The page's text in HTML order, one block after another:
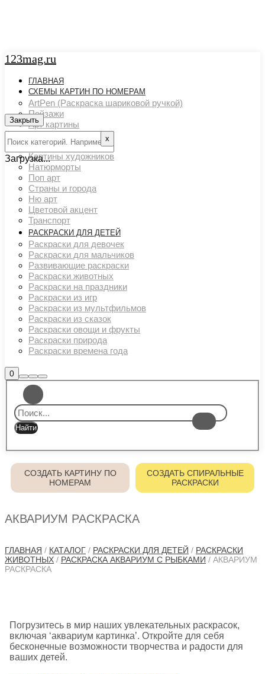
123mag.ru
ГЛАВНАЯ
СХЕМЫ КАРТИН ПО НОМЕРАМ
ArtPen (Раскраска шариковой ручкой)
Пейзажи
Арт картины
Животный мир
Люди
Картины художников
Натюрморты
Поп арт
Страны и города
Ню арт
Цветовой акцент
Транспорт
РАСКРАСКИ ДЛЯ ДЕТЕЙ
Раскраски для девочек
Раскраски для мальчиков
Развивающие раскраски
Раскраски животных
Раскраски на праздники
Раскраски из игр
Раскраски из мультфильмов
Раскраски из сказок
Раскраски овощи и фрукты
Раскраски природа
Раскраски времена года
0Боковая
панель
магазина
Найти
Больше
информации
Главное
меню
СОЗДАТЬ КАРТИНУ ПО
НОМЕРАМ
СОЗДАТЬ СПИРАЛЬНЫЕ
РАСКРАСКИ
АКВАРИУМ РАСКРАСКА
ГЛАВНАЯ / КАТАЛОГ / РАСКРАСКИ ДЛЯ ДЕТЕЙ / РАСКРАСКИ
ЖИВОТНЫХ / РАСКРАСКА АКВАРИУМ С РЫБКАМИ / АКВАРИУМ
РАСКРАСКА
Погрузитесь в мир наших увлекательных раскрасок,
включая ‘аквариум картинка’. Откройте для себя
бесконечные возможности творчества и радости для
ваших детей.
Закрыть
х
Загрузка...